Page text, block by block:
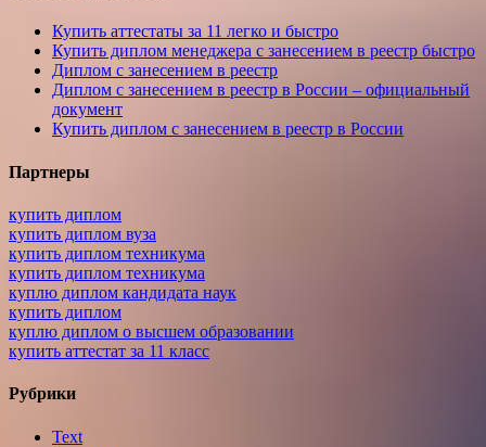
Купить аттестаты за 11 легко и быстро
Купить диплом менеджера с занесением в реестр быстро
Диплом с занесением в реестр
Диплом с занесением в реестр в России – официальный
документ
Купить диплом с занесением в реестр в России
Партнеры
купить диплом
купить диплом вуза
купить диплом техникума
купить диплом техникума
куплю диплом кандидата наук
купить диплом
куплю диплом о высшем образовании
купить аттестат за 11 класс
Рубрики
Text